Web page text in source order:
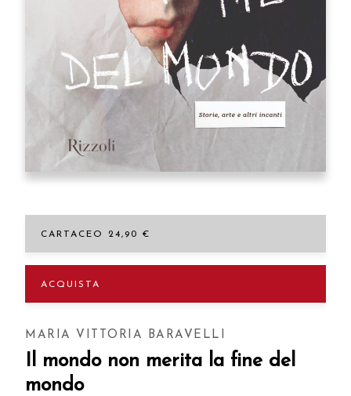
CARTACEO 24,90 €
ACQUISTA
MARIA VITTORIA BARAVELLI
Il mondo non merita la fine del
mondo